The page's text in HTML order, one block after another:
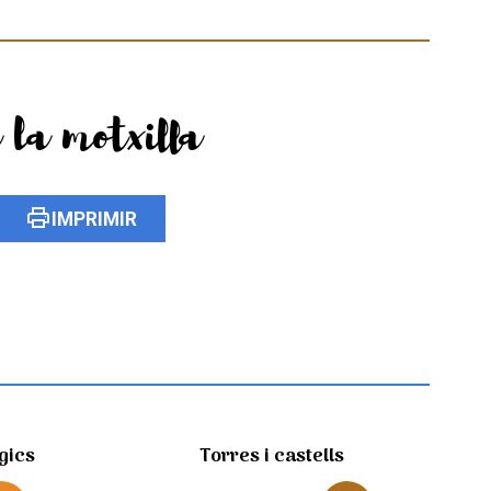
la motxilla
printIMPRIMIR
Torres i castells